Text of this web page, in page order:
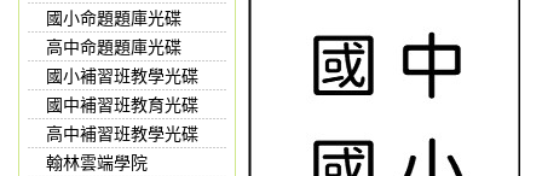
國小命題題庫光碟
高中命題題庫光碟
國小補習班教學光碟
國中補習班教育光碟
高中補習班教學光碟
翰林雲端學院